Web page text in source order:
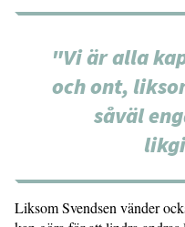
"Vi är alla
och ont,
såväl
Liksom Svendsen vänder